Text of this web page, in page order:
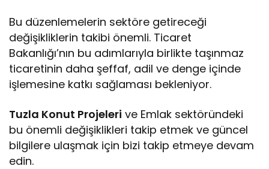
Bu düzenlemelerin sektöre getireceği
değişikliklerin takibi önemli. Ticaret
Bakanlığı’nın bu adımlarıyla birlikte taşınmaz
ticaretinin daha şeffaf, adil ve denge içinde
işlemesine katkı sağlaması bekleniyor.
Tuzla Konut Projeleri ve Emlak sektöründeki
bu önemli değişiklikleri takip etmek ve güncel
bilgilere ulaşmak için bizi takip etmeye devam
edin.